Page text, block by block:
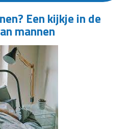
Een kijkje in de
mannen